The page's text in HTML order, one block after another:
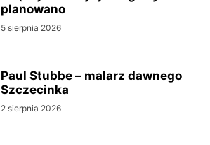
planowano
5 sierpnia 2026
Paul Stubbe – malarz dawnego
Szczecinka
2 sierpnia 2026